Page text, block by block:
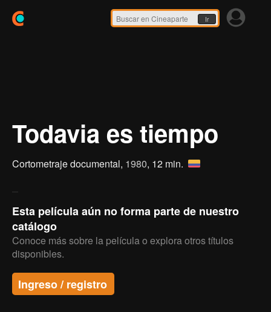
Ir
Todavia es tiempo
Cortometraje documental, 1980, 12 min.
Esta película aún no forma parte de nuestro
catálogo
Conoce más sobre la película o explora otros títulos
disponibles.
Ingreso / registro